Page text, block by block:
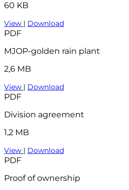
60 KB
View | Download
PDF
MJOP-golden rain plant
2,6 MB
View | Download
PDF
Division agreement
1,2 MB
View | Download
PDF
Proof of ownership